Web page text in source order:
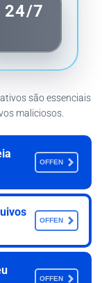
24/7
são essenciais
maliciosos.
OFFEN
OFFEN
OFFEN